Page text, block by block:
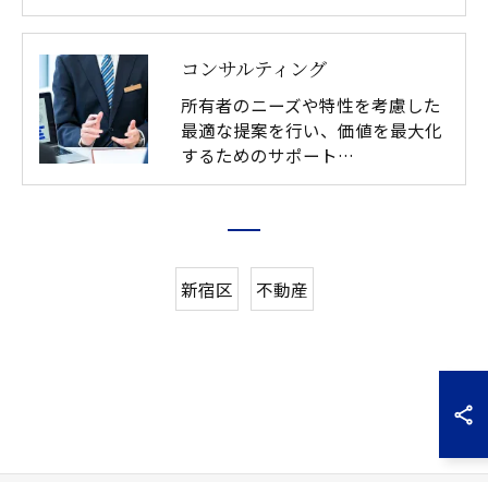
コンサルティング
所有者のニーズや特性を考慮した
最適な提案を行い、価値を最大化
するためのサポート…
新宿区 不動産